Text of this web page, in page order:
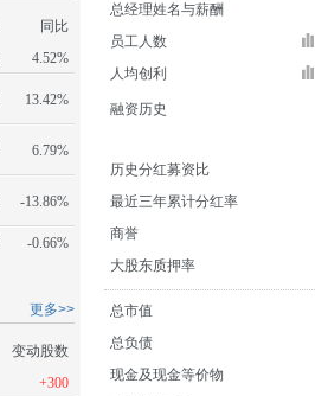
同比
4.52%
13.42%
6.79%
-13.86%
-0.66%
更多>>
变动股数
+300
总经理姓名与薪酬
员工人数
人均创利
融资历史
历史分红募资比
最近三年累计分红率
商誉
大股东质押率
总市值
总负债
现金及现金等价物